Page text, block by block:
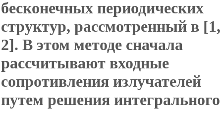
бесконечных периодических
структур, рассмотренный в [1,
2]. В этом методе сначала
рассчитывают входные
сопротивления излучателей
путем решения интегрального